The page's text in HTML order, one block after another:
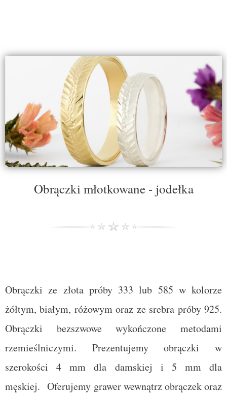
Obrączki młotkowane - jodełka
Obrączki ze złota próby 333 lub 585 w kolorze
żółtym, białym, różowym oraz ze srebra próby 925.
Obrączki bezszwowe wykończone metodami
rzemieślniczymi. Prezentujemy obrączki w
szerokości 4 mm dla damskiej i 5 mm dla
męskiej. Oferujemy grawer wewnątrz obrączek oraz